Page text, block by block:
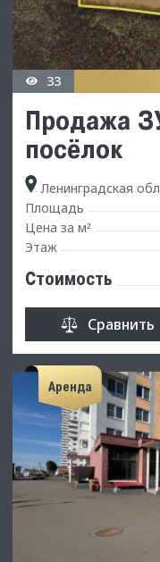
33
Продажа
посёлок
Ленинградская
Площадь
Цена за м²
Этаж
Стоимость
Сравнить
Аренда